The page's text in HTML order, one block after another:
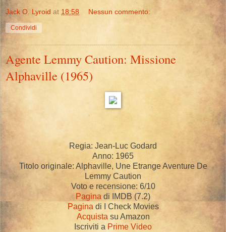
Jack O. Lyroid at 18:58 Nessun commento:
Condividi
Agente Lemmy Caution: Missione
Alphaville (1965)
Regia: Jean-Luc Godard
Anno: 1965
Titolo originale: Alphaville, Une Etrange Aventure De
Lemmy Caution
Voto e recensione: 6/10
Pagina di IMDB (7.2)
Pagina di I Check Movies
Acquista su Amazon
Iscriviti a Prime Video